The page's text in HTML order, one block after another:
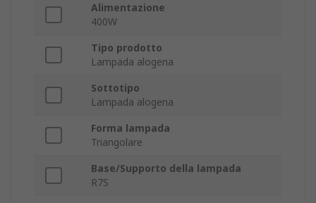
Alimentazione
400W
Tipo prodotto
Lampada alogena
Sottotipo
Lampada alogena
Forma lampada
Triangolare
Base/Supporto della lampada
R7S